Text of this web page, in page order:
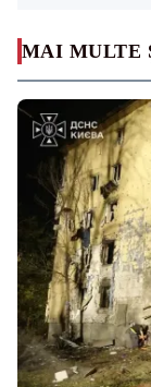
MAI MULTE